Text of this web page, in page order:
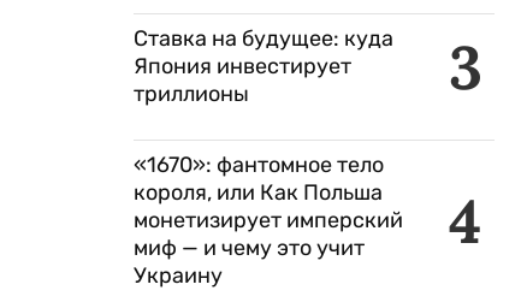
3
Ставка на будущее: куда
Япония инвестирует
триллионы
4
«1670»: фантомное тело
короля, или Как Польша
монетизирует имперский
миф — и чему это учит
Украину